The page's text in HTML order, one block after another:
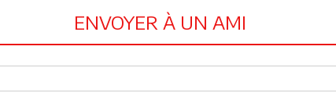
ENVOYER À UN AMI